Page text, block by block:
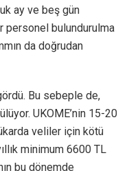
ay ve beş gün
personel bulundurulma
da doğrudan
Bu sebeple de,
UKOME’nin 15-20
veliler için kötü
minimum 6600 TL
bu dönemde